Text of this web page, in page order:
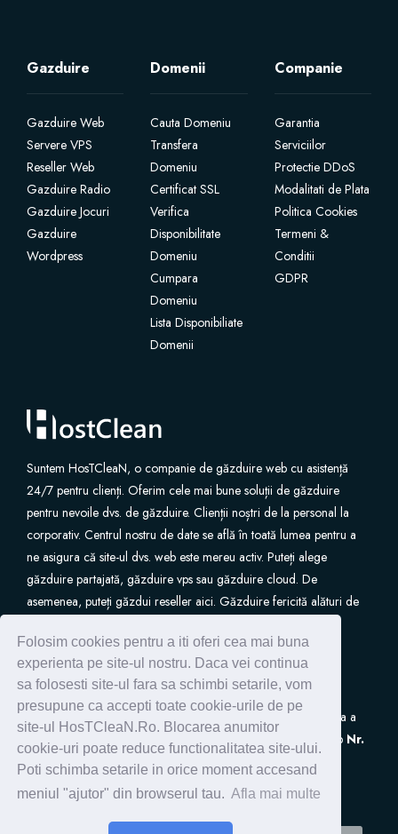
Folosim cookies pentru a iti oferi cea mai buna
experienta pe site-ul nostru. Daca vei continua
sa folosesti site-ul fara sa schimbi setarile, vom
presupune ca accepti toate cookie-urile de pe
site-ul HosTCleaN.Ro. Blocarea anumitor
cookie-uri poate reduce functionalitatea site-ului.
Poti schimba setarile in orice moment accesand
meniul "ajutor" din browserul tau. Afla mai multe
Gazduire
Gazduire Web
Servere VPS
Reseller Web
Gazduire Radio
Gazduire Jocuri
Gazduire
Wordpress
Domenii
Cauta Domeniu
Transfera
Domeniu
Certificat SSL
Verifica
Disponibilitate
Domeniu
Cumpara
Domeniu
Lista Disponibiliate
Domenii
Companie
Garantia
Serviciilor
Protectie DDoS
Modalitati de Plata
Politica Cookies
Termeni &
Conditii
GDPR
Suntem HosTCleaN, o companie de găzduire web cu asistență
24/7 pentru clienți. Oferim cele mai bune soluții de găzduire
pentru nevoile dvs. de găzduire. Clienții noștri de la personal la
corporativ. Centrul nostru de date se află în toată lumea pentru a
ne asigura că site-ul dvs. web este mereu activ. Puteți alege
găzduire partajată, găzduire vps sau găzduire cloud. De
asemenea, puteți găzdui reseller aici. Găzduire fericită alături de
S.C. HostClean S.R.Leste inscrisa in Registrul de Evidenta a
Prelucrarilor de Date cu Caracter Personal (ANSPDCP) sub Nr.
0005266